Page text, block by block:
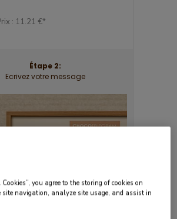
: 11.21 €*
Étape 2:
Ecrivez votre message
you agree to the storing of cookies on
site navigation, analyze site usage, and assist in